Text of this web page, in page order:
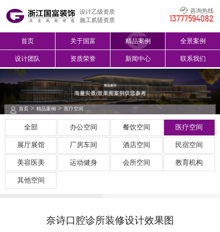
设计乙级资质
施工贰级资质
咨询热线
13777594082
首页 关于国富 精品案例 全景案例
设计团队 资质荣誉 新闻中心 联系我们
首页> 精品案例> 医疗空间
全部 办公空间 餐饮空间 医疗空间
展厅展馆 厂房车间 酒店空间 民宿空间
美容医美 运动健身 会所空间 教育机构
其他空间
奈诗口腔诊所装修设计效果图